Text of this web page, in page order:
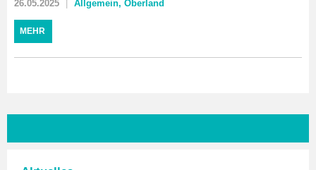
26.05.2025 Allgemein, Oberland
MEHR